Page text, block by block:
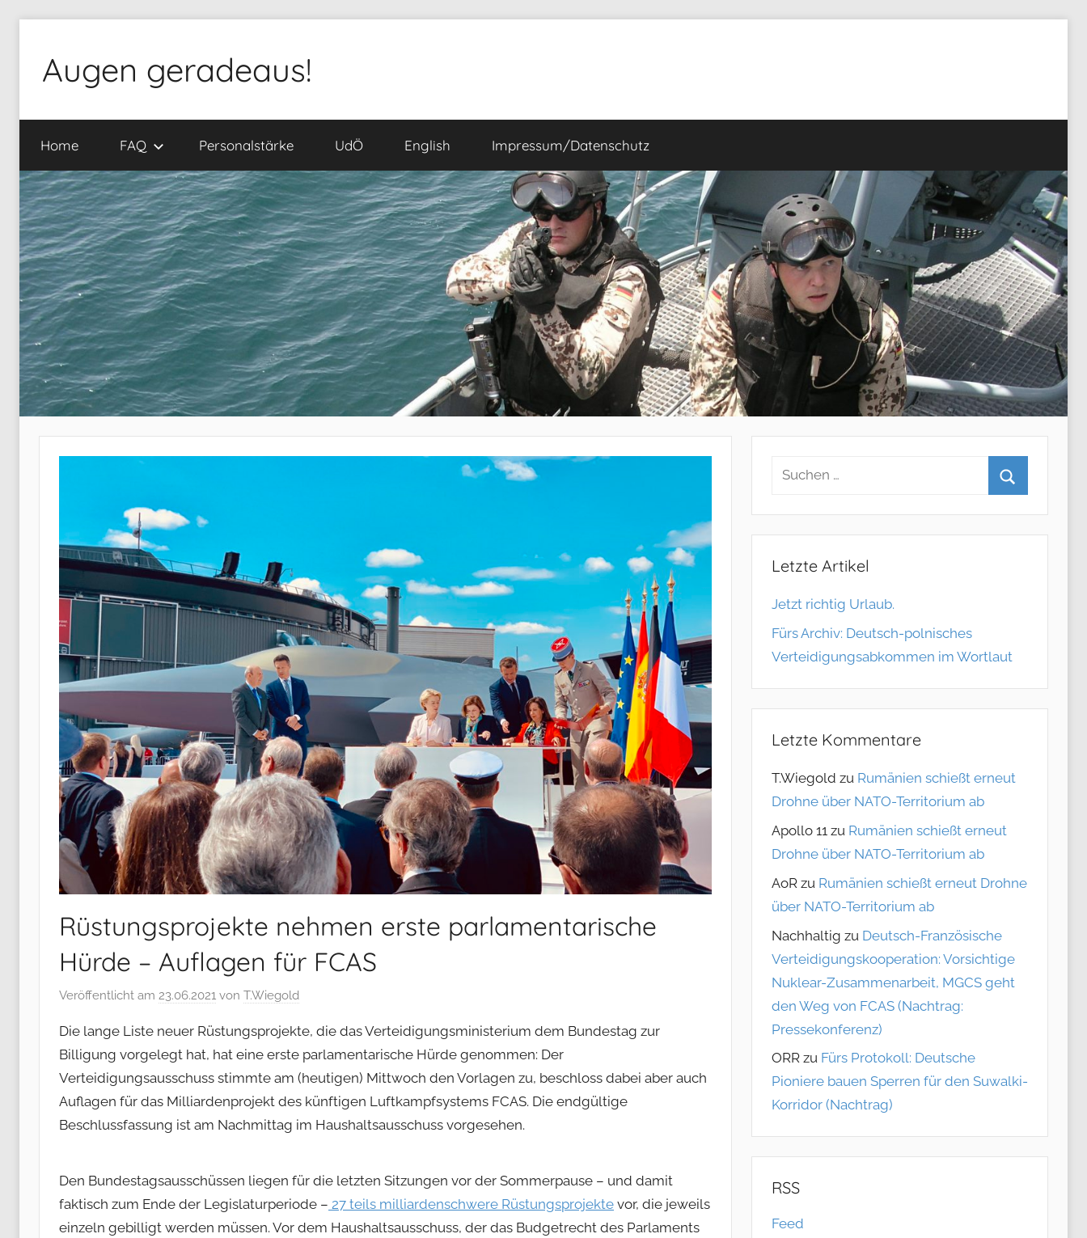
springen
Augen geradeaus!
Home FAQ Personalstärke UdÖ English Impressum/Datenschutz
Rüstungsprojekte nehmen erste parlamentarische
Hürde – Auflagen für FCAS
Veröffentlicht am 23.06.2021 von T.Wiegold
Die lange Liste neuer Rüstungsprojekte, die das Verteidigungsministerium dem Bundestag zur
Billigung vorgelegt hat, hat eine erste parlamentarische Hürde genommen: Der
Verteidigungsausschuss stimmte am (heutigen) Mittwoch den Vorlagen zu, beschloss dabei aber auch
Auflagen für das Milliardenprojekt des künftigen Luftkampfsystems FCAS. Die endgültige
Beschlussfassung ist am Nachmittag im Haushaltsausschuss vorgesehen.
Den Bundestagsausschüssen liegen für die letzten Sitzungen vor der Sommerpause – und damit
faktisch zum Ende der Legislaturperiode – 27 teils milliardenschwere Rüstungsprojekte vor, die jeweils
einzeln gebilligt werden müssen. Vor dem Haushaltsausschuss, der das Budgetrecht des Parlaments
Letzte Artikel
Jetzt richtig Urlaub.
Fürs Archiv: Deutsch-polnisches
Verteidigungsabkommen im Wortlaut
Letzte Kommentare
T.Wiegold zu Rumänien schießt erneut
Drohne über NATO-Territorium ab
Apollo 11zu Rumänien schießt erneut
Drohne über NATO-Territorium ab
AoRzu Rumänien schießt erneut Drohne
über NATO-Territorium ab
Nachhaltig zu Deutsch-Französische
Verteidigungskooperation: Vorsichtige
Nuklear-Zusammenarbeit, MGCS geht
den Weg von FCAS (Nachtrag:
Pressekonferenz)
ORRzu Fürs Protokoll: Deutsche
Pioniere bauen Sperren für den Suwalki-
Korridor (Nachtrag)
RSS
Feed